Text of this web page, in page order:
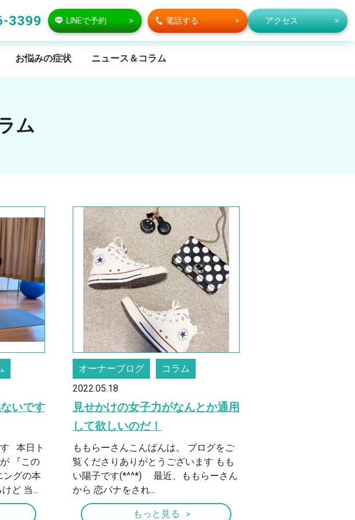
3399 LINEで予約 電話する アクセス
お悩みの症状 ニュース＆コラム
ム
いです
本日ト
『この
ングの本
ど 当...
オーナーブログ
コラム
2022.05.18
見せかけの女子力がなんとか通用
して欲しいのだ！
ももらーさんこんばんは。 ブログをご
覧くださりありがとうございます もも
い陽子です(*^^*) 最近、ももらーさん
から 恋バナをされ...
もっと見る